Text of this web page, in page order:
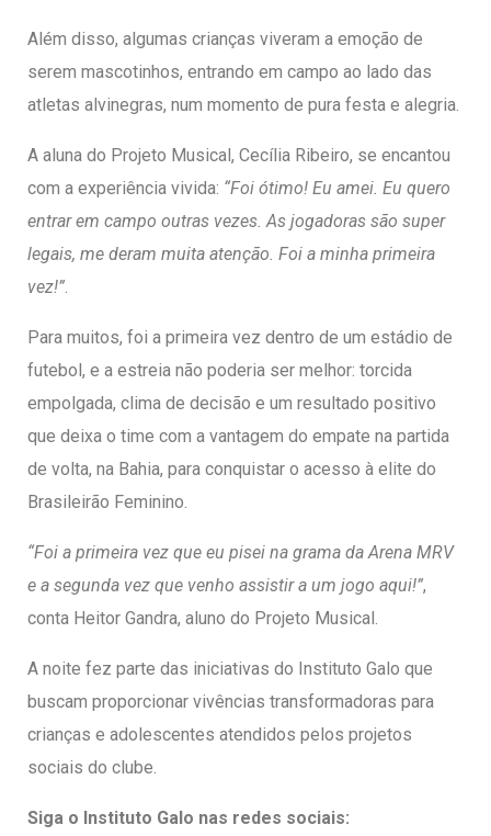
Além disso, algumas crianças viveram a emoção de
serem mascotinhos, entrando em campo ao lado das
atletas alvinegras, num momento de pura festa e alegria.
A aluna do Projeto Musical, Cecília Ribeiro, se encantou
com a experiência vivida: “Foi ótimo! Eu amei. Eu quero
entrar em campo outras vezes. As jogadoras são super
legais, me deram muita atenção. Foi a minha primeira
vez!”
Para muitos, foi a primeira vez dentro de um estádio de
futebol, e a estreia não poderia ser melhor: torcida
empolgada, clima de decisão e um resultado positivo
que deixa o time com a vantagem do empate na partida
de volta, na Bahia, para conquistar o acesso à elite do
Brasileirão Feminino.
“Foi a primeira vez que eu pisei na grama da Arena MRV
e a segunda vez que venho assistir a um jogo aqui!”,
conta Heitor Gandra, aluno do Projeto Musical.
A noite fez parte das iniciativas do Instituto Galo que
buscam proporcionar vivências transformadoras para
crianças e adolescentes atendidos pelos projetos
sociais do clube.
Siga o Instituto Galo nas redes sociais: